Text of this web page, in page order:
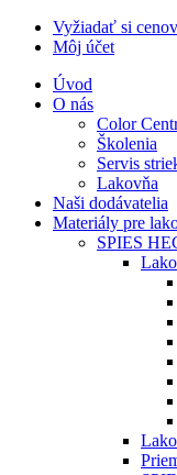
Vyžiadať si
Môj účet
Úvod
O nás
Color
Školenia
Servis
Lakovňa
Naši dodávatelia
Materiály pre
SPIES